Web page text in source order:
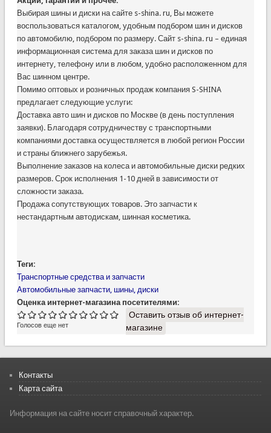
Выбирая шины и диски на сайте s-shina. ru, Вы можете
воспользоваться каталогом, удобным подбором шин и дисков
по автомобилю, подбором по размеру. Сайт s-shina. ru – единая
информационная система для заказа шин и дисков по
интернету, телефону или в любом, удобно расположенном для
Вас шинном центре.
Помимо оптовых и розничных продаж компания S-SHINA
предлагает следующие услуги:
Доставка авто шин и дисков по Москве (в день поступления
заявки). Благодаря сотрудничеству с транспортными
компаниями доставка осуществляется в любой регион России
и страны ближнего зарубежья.
Выполнение заказов на колеса и автомобильные диски редких
размеров. Срок исполнения 1-10 дней в зависимости от
сложности заказа.
Продажа сопутствующих товаров. Это запчасти к
нестандартным автодискам, шинная косметика.
Теги:
Транспортные средства и запчасти
Автомобильные запчасти, шины, диски
Оценка интернет-магазина посетителями:
Голосов еще нет
Оставить отзыв об интернет-
магазине
Контакты
Карта сайта
Информация на сайте носит справочный характер.